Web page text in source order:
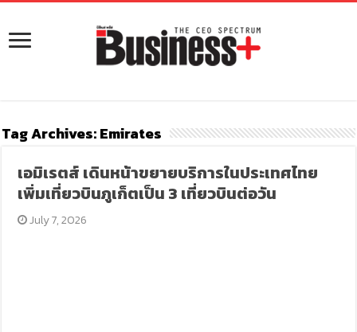
Tag Archives:Emirates
เอมิเรตส์ เดินหน้าขยายบริการในประเทศไทย
เพิ่มเที่ยวบินภูเก็ตเป็น 3 เที่ยวบินต่อวัน
July 7, 2026